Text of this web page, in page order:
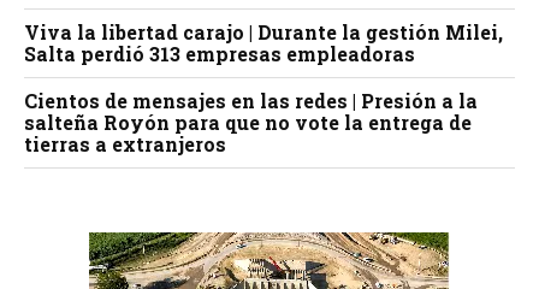
Viva la libertad carajo | Durante la gestión Milei,
Salta perdió 313 empresas empleadoras
Cientos de mensajes en las redes | Presión a la
salteña Royón para que no vote la entrega de
tierras a extranjeros